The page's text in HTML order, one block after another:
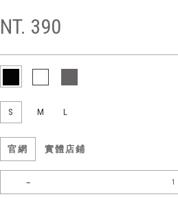
NT. 390
S M L
官網 實體店鋪